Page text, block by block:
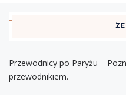
Przewodnicy po Paryżu –
przewodnikiem.